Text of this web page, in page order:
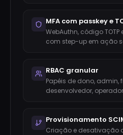
MFA com passkey e
WebAuthn, código
com step-up em ação
RBAC granular
Papéis de dono, admin,
desenvolvedor,
Provisionamento
Criação e desativação